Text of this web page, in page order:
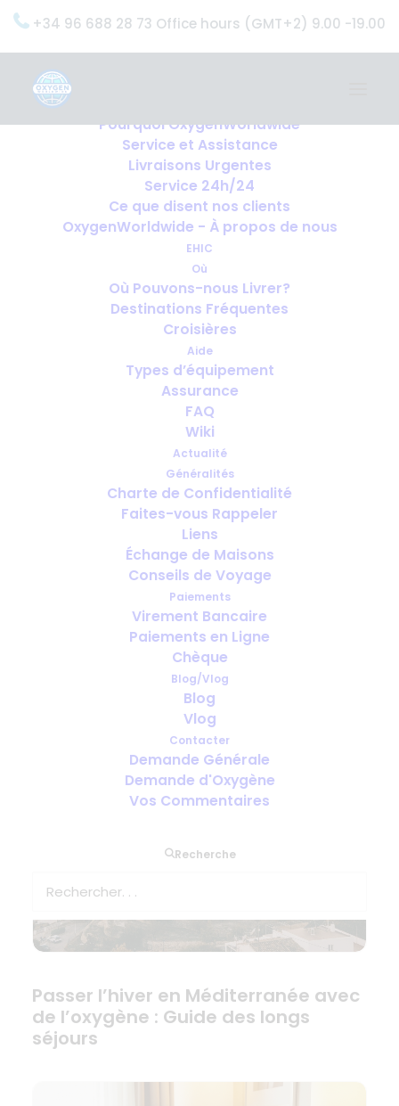
+34 96 688 28 73 Office hours (GMT+2) 9.00 -19.00
OxygenWorldwide (Ce que nous faisons)
Pourquoi OxygenWorldwide
Service et Assistance
Livraisons Urgentes
Service 24h/24
Ce que disent nos clients
OxygenWorldwide - À propos de nous
EHIC
Où
Où Pouvons-nous Livrer?
Destinations Fréquentes
Croisières
Aide
Types d’équipement
Assurance
FAQ
Wiki
Actualité
Généralités
Charte de Confidentialité
Faites-vous Rappeler
Liens
Échange de Maisons
Conseils de Voyage
Paiements
Virement Bancaire
Paiements en Ligne
Chèque
Blog/Vlog
Blog
Vlog
Contacter
Demande Générale
Demande d'Oxygène
Vos Commentaires
Recherche
Assurance voyage pour les
utilisateurs d’oxygène : ce que
chaque voyageur doit vérifier
Passer l’hiver en Méditerranée avec
de l’oxygène : Guide des longs
séjours